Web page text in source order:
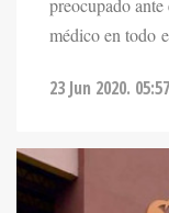
preocupado
médico en todo
23 Jun 2020.